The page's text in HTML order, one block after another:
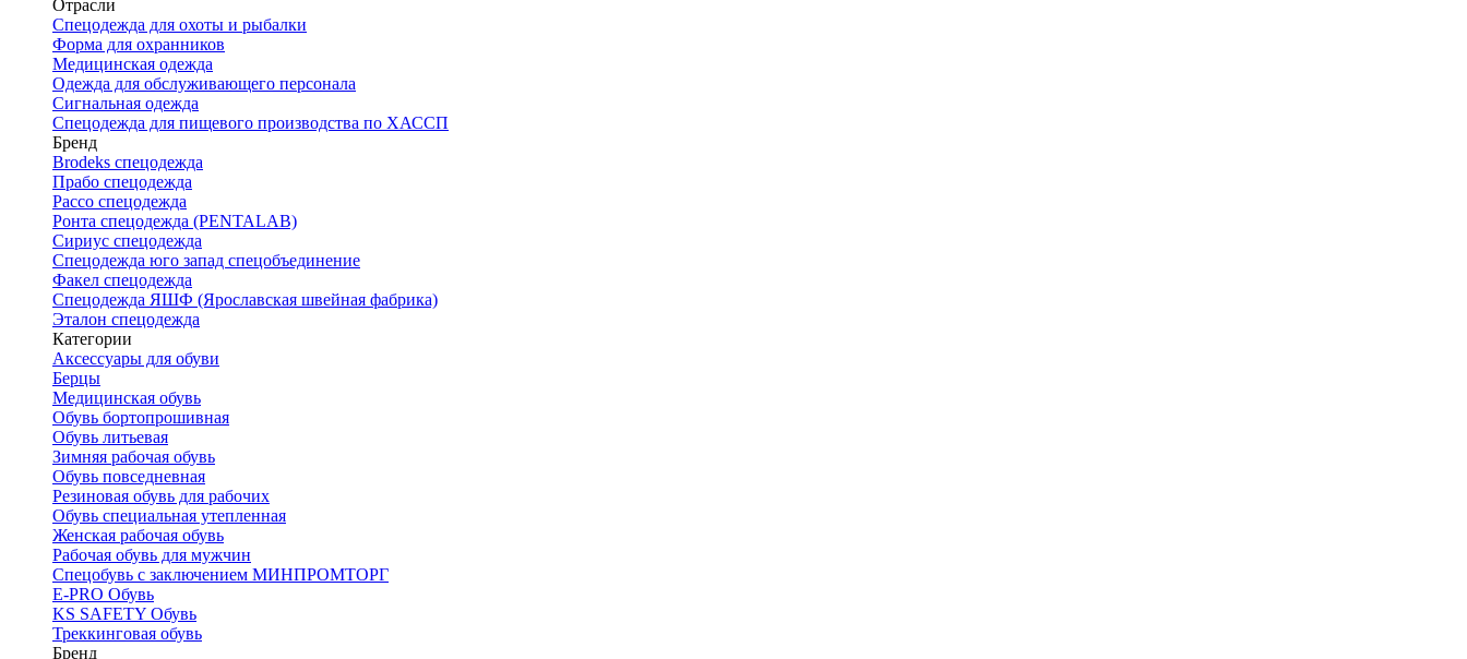
Отрасли
Спецодежда для охоты и рыбалки
Форма для охранников
Медицинская одежда
Одежда для обслуживающего персонала
Сигнальная одежда
Спецодежда для пищевого производства по ХАССП
Бренд
Brodeks спецодежда
Прабо спецодежда
Рассо спецодежда
Ронта спецодежда (PENTALAB)
Сириус спецодежда
Спецодежда юго запад спецобъединение
Факел спецодежда
Спецодежда ЯШФ (Ярославская швейная фабрика)
Эталон спецодежда
Категории
Аксессуары для обуви
Берцы
Медицинская обувь
Обувь бортопрошивная
Обувь литьевая
Зимняя рабочая обувь
Обувь повседневная
Резиновая обувь для рабочих
Обувь специальная утепленная
Женская рабочая обувь
Рабочая обувь для мужчин
Спецобувь с заключением МИНПРОМТОРГ
E-PRO Обувь
KS SAFETY Обувь
Треккинговая обувь
Бренд